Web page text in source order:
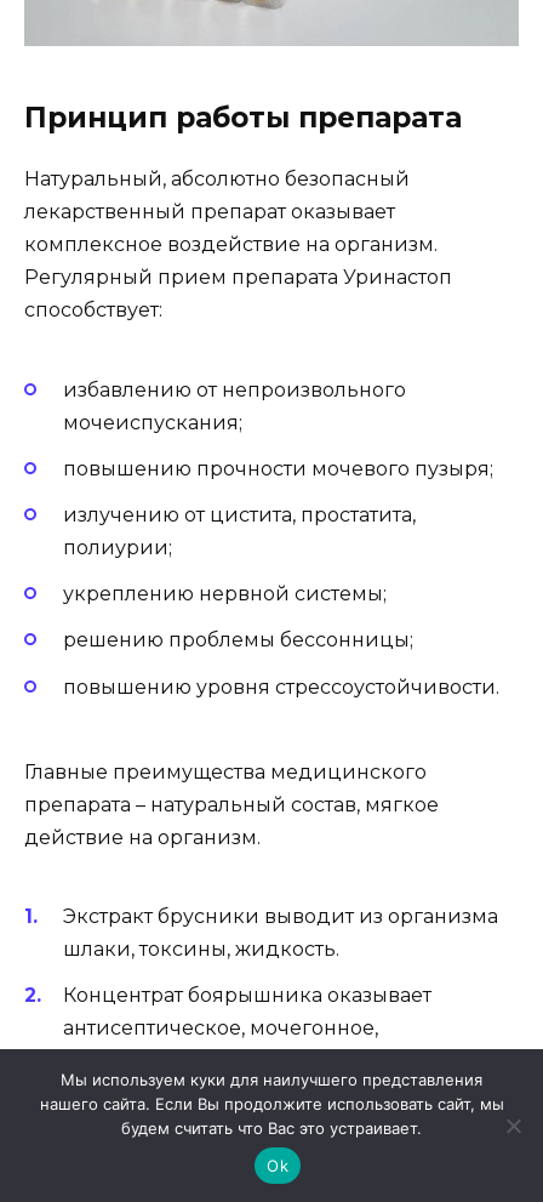
Принцип работы препарата
Натуральный, абсолютно безопасный
лекарственный препарат оказывает
комплексное воздействие на организм.
Регулярный прием препарата Уринастоп
способствует:
избавлению от непроизвольного
мочеиспускания;
повышению прочности мочевого пузыря;
излучению от цистита, простатита,
полиурии;
укреплению нервной системы;
решению проблемы бессонницы;
повышению уровня стрессоустойчивости.
Главные преимущества медицинского
препарата – натуральный состав, мягкое
действие на организм.
Экстракт брусники выводит из организма
шлаки, токсины, жидкость.
Концентрат боярышника оказывает
антисептическое, мочегонное,
Экстракт ромашки нейтрализует вирусы,
бактерии, грибки. Нормализует секрецию,
избавляет от недержания мочи.
Мы используем куки для наилучшего представления
нашего сайта. Если Вы продолжите использовать сайт, мы
будем считать что Вас это устраивает.
Ok